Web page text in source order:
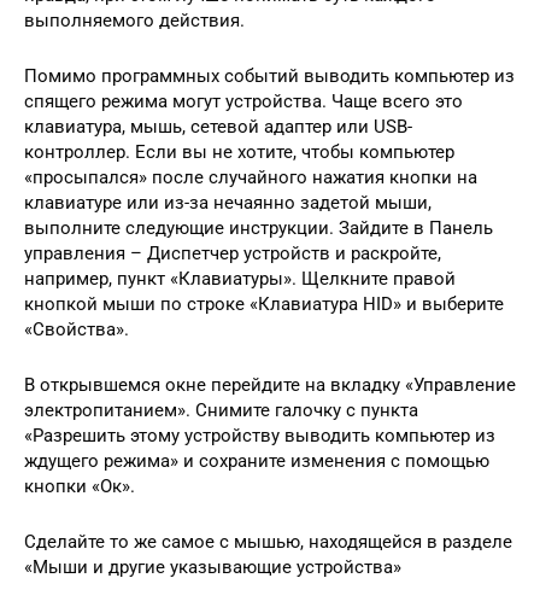
выполняемого действия.
Помимо программных событий выводить компьютер из
спящего режима могут устройства. Чаще всего это
клавиатура, мышь, сетевой адаптер или USB-
контроллер. Если вы не хотите, чтобы компьютер
«просыпался» после случайного нажатия кнопки на
клавиатуре или из-за нечаянно задетой мыши,
выполните следующие инструкции. Зайдите в Панель
управления – Диспетчер устройств и раскройте,
например, пункт «Клавиатуры». Щелкните правой
кнопкой мыши по строке «Клавиатура HID» и выберите
«Свойства».
В открывшемся окне перейдите на вкладку «Управление
электропитанием». Снимите галочку с пункта
«Разрешить этому устройству выводить компьютер из
ждущего режима» и сохраните изменения с помощью
кнопки «Ок».
Сделайте то же самое с мышью, находящейся в разделе
«Мыши и другие указывающие устройства»